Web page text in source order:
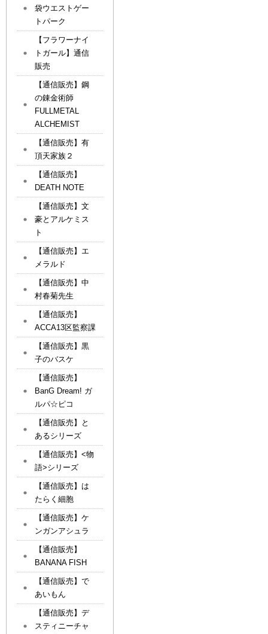
袋ウエストゲー
トパーク
【フラワーナイ
トガール】通信
販売
【通信販売】鋼
の錬金術師
FULLMETAL
ALCHEMIST
【通信販売】有
頂天家族２
【通信販売】
DEATH NOTE
【通信販売】文
豪とアルケミス
ト
【通信販売】エ
メラルド
【通信販売】中
村春菊先生
【通信販売】
ACCA13区監察課
【通信販売】黒
子のバスケ
【通信販売】
BanG Dream! ガ
ルパ☆ピコ
【通信販売】と
あるシリーズ
【通信販売】<物
語>シリーズ
【通信販売】は
たらく細胞
【通信販売】ケ
ンガンアシュラ
【通信販売】
BANANA FISH
【通信販売】で
あいもん
【通信販売】デ
スティニーチャ